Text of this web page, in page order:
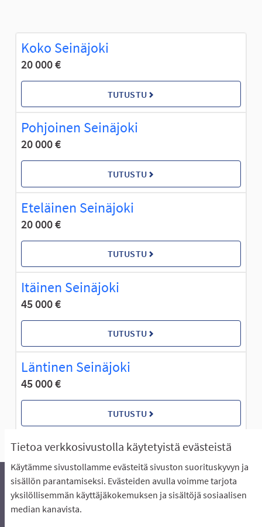
Tietoa verkkosivustolla käytetyistä evästeistä
Käytämme sivustollamme evästeitä sivuston suorituskyvyn ja
sisällön parantamiseksi. Evästeiden avulla voimme tarjota
yksilöllisemmän käyttäjäkokemuksen ja sisältöjä sosiaalisen
median kanavista.
Koko Seinäjoki
20 000 €
TUTUSTU
Pohjoinen Seinäjoki
20 000 €
TUTUSTU
Eteläinen Seinäjoki
20 000 €
TUTUSTU
Itäinen Seinäjoki
45 000 €
TUTUSTU
Läntinen Seinäjoki
45 000 €
TUTUSTU
Äänestyksen pikaohjeet
Usein kysytyt kysymykset
Näin äänestät Asukasbudjetissa